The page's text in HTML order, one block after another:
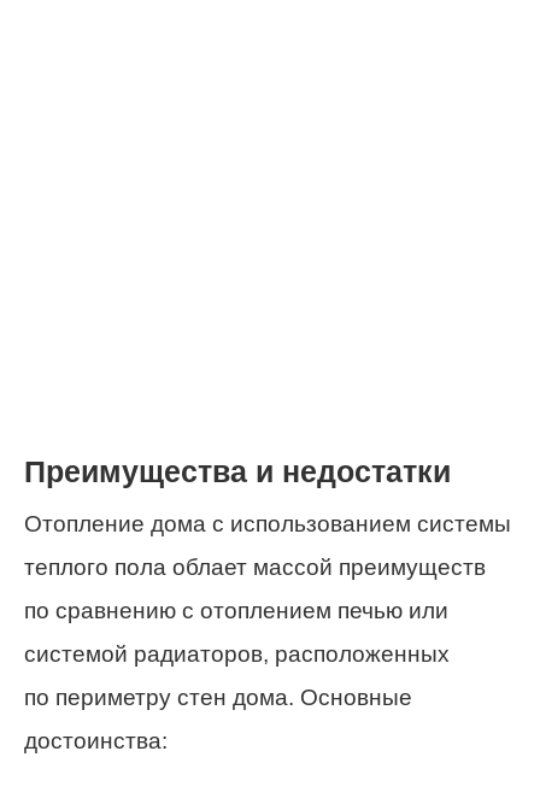
Преимущества и недостатки
Отопление дома с использованием системы
теплого пола облает массой преимуществ
по сравнению с отоплением печью или
системой радиаторов, расположенных
по периметру стен дома. Основные
достоинства: